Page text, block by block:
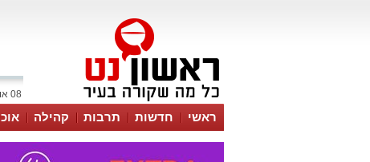
08 אוגוסט 2026 / 14:37
ראשי חדשות תרבות קהילה